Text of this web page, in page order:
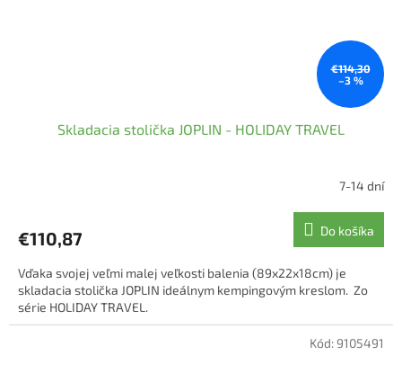
€114,30
–3 %
Skladacia stolička JOPLIN - HOLIDAY TRAVEL
je
z
5
hviezdičiek.
7-14 dní
€110,87 Do košíka
Vďaka svojej veľmi malej veľkosti balenia (89x22x18cm) je
skladacia stolička JOPLIN ideálnym kempingovým kreslom. Zo
série HOLIDAY TRAVEL.
Kód:9105491